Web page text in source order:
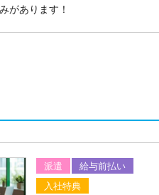
があります！
派遣
給与前払い
入社特典